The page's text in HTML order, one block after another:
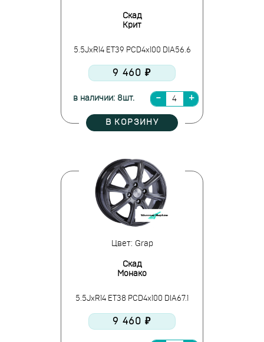
Скад
Крит
5.5JxR14 ET39 PCD4x100 DIA56.6
9 460 ₽
в наличии: 8шт.
В КОРЗИНУ
Цвет: Grap
Скад
Монако
5.5JxR14 ET38 PCD4x100 DIA67.1
9 460 ₽